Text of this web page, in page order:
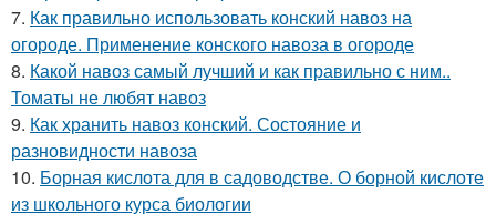
7. Как правильно использовать конский навоз на
огороде. Применение конского навоза в огороде
8. Какой навоз самый лучший и как правильно с ним..
Томаты не любят навоз
9. Как хранить навоз конский. Состояние и
разновидности навоза
10. Борная кислота для в садоводстве. О борной кислоте
из школьного курса биологии